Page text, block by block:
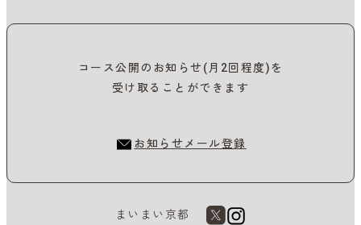
コース公開のお知らせ(月2回程度)を
受け取ることができます
お知らせメール登録
まいまい京都